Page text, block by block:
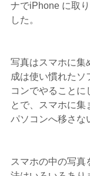
ナでiPhone に取
した。
写真はスマホに集
成は使い慣れたソ
コンでやることに
とで、スマホに集
パソコンへ移さな
スマホの中の写真